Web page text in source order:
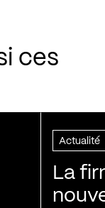
ces
Actualité
La